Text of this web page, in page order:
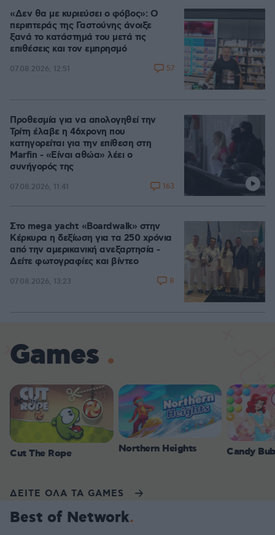
«Δεν θα με κυριεύσει ο φόβος»: Ο
περιπτεράς της Γαστούνης άνοιξε
ξανά το κατάστημά του μετά τις
επιθέσεις και τον εμπρησμό
07.08.2026, 12:51 57
Προθεσμία για να απολογηθεί την
Τρίτη έλαβε η 46χρονη που
κατηγορείται για την επίθεση στη
Marfin - «Είναι αθώα» λέει ο
συνήγορός της
07.08.2026, 11:41 163
Στο mega yacht «Boardwalk» στην
Κέρκυρα η δεξίωση για τα 250 χρόνια
από την αμερικανική ανεξαρτησία -
Δείτε φωτογραφίες και βίντεο
07.08.2026, 13:23 8
Games
Cut The Rope Northern Heights Candy
ΔΕΙΤΕ ΟΛΑ ΤΑ GAMES
Best of Network